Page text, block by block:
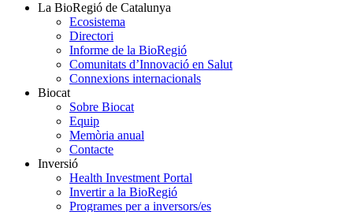
La BioRegió de Catalunya
Ecosistema
Directori
Informe de la BioRegió
Comunitats d’Innovació en Salut
Connexions internacionals
Biocat
Sobre Biocat
Equip
Memòria anual
Contacte
Inversió
Health Investment Portal
Invertir a la BioRegió
Programes per a inversors/es